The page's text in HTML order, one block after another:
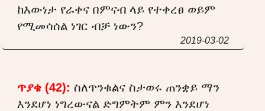
ከእውነታ የራቀና በምናብ ላይ የተቀረፀ ወይም
የሚመሳሰል ነገር ብቻ ነውን?
2019-03-02
ጥያቄ (42): ስለጥንቁልና ስታወሩ ጠንቋይ ማን
እንደሆነ ነግረውናል ድግምትም ምን እንደሆነ